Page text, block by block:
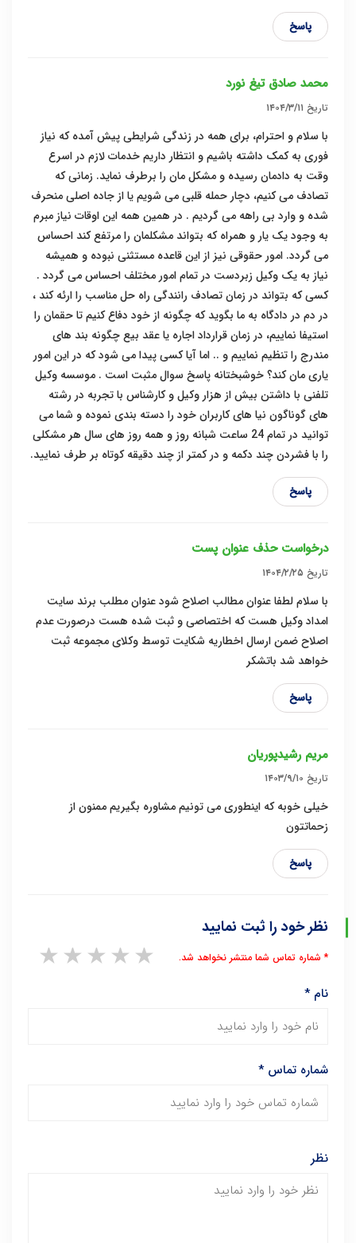
پاسخ
محمد صادق تیغ نورد
تاریخ ۱۴۰۴/۳/۱۱
با سلام و احترام، برای همه در زندگی شرایطی پیش آمده که نیاز
فوری به کمک داشته باشیم و انتظار داریم خدمات لازم در اسرع
وقت به دادمان رسیده و مشکل مان را برطرف نماید. زمانی که
تصادف می کنیم، دچار حمله قلبی می شویم یا از جاده اصلی منحرف
شده و وارد بی راهه می گردیم . در همین همه این اوقات نیاز مبرم
به وجود یک یار و همراه که بتواند مشکلمان را مرتفع کند احساس
می گردد. امور حقوقی نیز از این قاعده مستثنی نبوده و همیشه
نیاز به یک وکیل زبردست در تمام امور مختلف احساس می گردد .
کسی که بتواند در زمان تصادف رانندگی راه حل مناسب را ارئه کند ،
در دم در دادگاه به ما بگوید که چگونه از خود دفاع کنیم تا حقمان را
استیفا نماییم، در زمان قرارداد اجاره یا عقد بیع چگونه بند های
مندرج را تنظیم نماییم و .. اما آیا کسی پیدا می شود که در این امور
یاری مان کند؟ خوشبختانه پاسخ سوال مثبت است . موسسه وکیل
تلفنی با داشتن بیش از هزار وکیل و کارشناس با تجربه در رشته
های گوناگون نیا های کاربران خود را دسته بندی نموده و شما می
توانید در تمام 24 ساعت شبانه روز و همه روز های سال هر مشکلی
را با فشردن چند دکمه و در کمتر از چند دقیقه کوتاه بر طرف نمایید.
پاسخ
درخواست حذف عنوان پست
تاریخ ۱۴۰۴/۲/۲۵
با سلام لطفا عنوان مطالب اصلاح شود عنوان مطلب برند سایت
امداد وکیل هست که اختصاصی و ثبت شده هست درصورت عدم
اصلاح ضمن ارسال اخطاریه شکایت توسط وکلای مجموعه ثبت
خواهد شد باتشکر
پاسخ
مریم رشیدپوریان
تاریخ ۱۴۰۳/۹/۱۰
خیلی خوبه که اینطوری می تونیم مشاوره بگیریم ممنون از
زحماتتون
پاسخ
نظر خود را ثبت نمایید
5 stars
4 stars
3 stars
2 stars * شماره تماس شما منتشر نخواهد شد.
نام*
شماره تماس*
نظر